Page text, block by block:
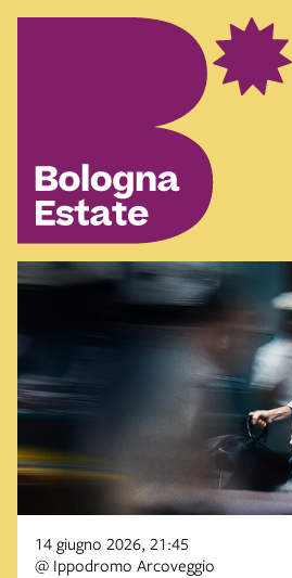
14 giugno 2026, 21:45
@ Ippodromo Arcoveggio